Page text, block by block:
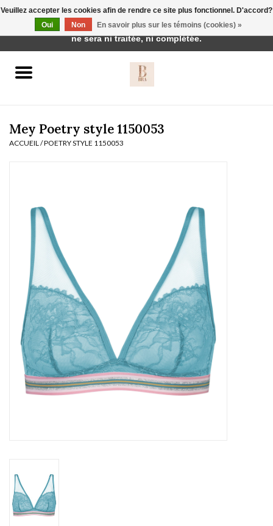
Homewear
Badmode
Lingerie-accessoires
Cartes-cadeaux
Mey Poetry style 1150053
ACCUEIL /POETRY STYLE 1150053
Veuillez accepter les cookies afin de rendre ce site plus fonctionnel. D'accord?
Oui
Non En savoir plus sur les témoins (cookies) »
Cette boutique est en construction. Toute commande passée
ne sera ni traitée, ni complétée.